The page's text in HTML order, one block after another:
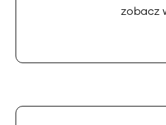
zobacz